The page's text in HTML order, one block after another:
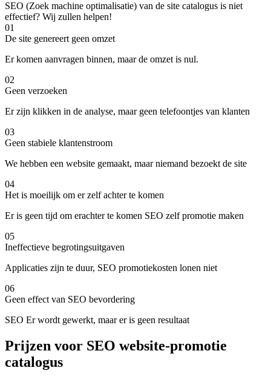
SEO (Zoek machine optimalisatie) van de site catalogus is niet
effectief? Wij zullen helpen!
01
De site genereert geen omzet
Er komen aanvragen binnen, maar de omzet is nul.
02
Geen verzoeken
Er zijn klikken in de analyse, maar geen telefoontjes van klanten
03
Geen stabiele klantenstroom
We hebben een website gemaakt, maar niemand bezoekt de site
04
Het is moeilijk om er zelf achter te komen
Er is geen tijd om erachter te komen SEO zelf promotie maken
05
Ineffectieve begrotingsuitgaven
Applicaties zijn te duur, SEO promotiekosten lonen niet
06
Geen effect van SEO bevordering
SEO Er wordt gewerkt, maar er is geen resultaat
Prijzen voor SEO website-promotie
catalogus